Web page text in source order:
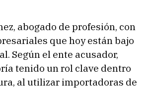
abogado de profesión, con
que hoy están bajo
Según el ente acusador,
tenido un rol clave dentro
al utilizar importadoras de